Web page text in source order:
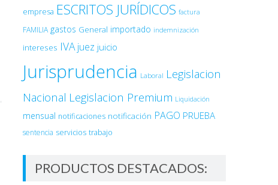
empresa ESCRITOS JURÍDICOS factura
FAMILIA gastos General importado indemnización
intereses IVA juez juicio
Jurisprudencia Laboral Legislacion
Nacional Legislacion Premium Liquidación
mensual notificaciones notificación PAGO PRUEBA
sentencia servicios trabajo
PRODUCTOS DESTACADOS: